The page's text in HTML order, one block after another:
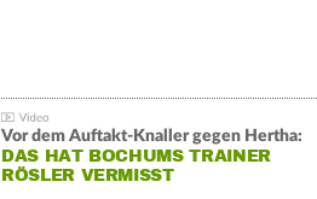
Vor dem Auftakt-Knaller gegen Hertha:
DAS HAT BOCHUMS TRAINER
RÖSLER VERMISST